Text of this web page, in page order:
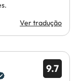
Ver tradução
9.7